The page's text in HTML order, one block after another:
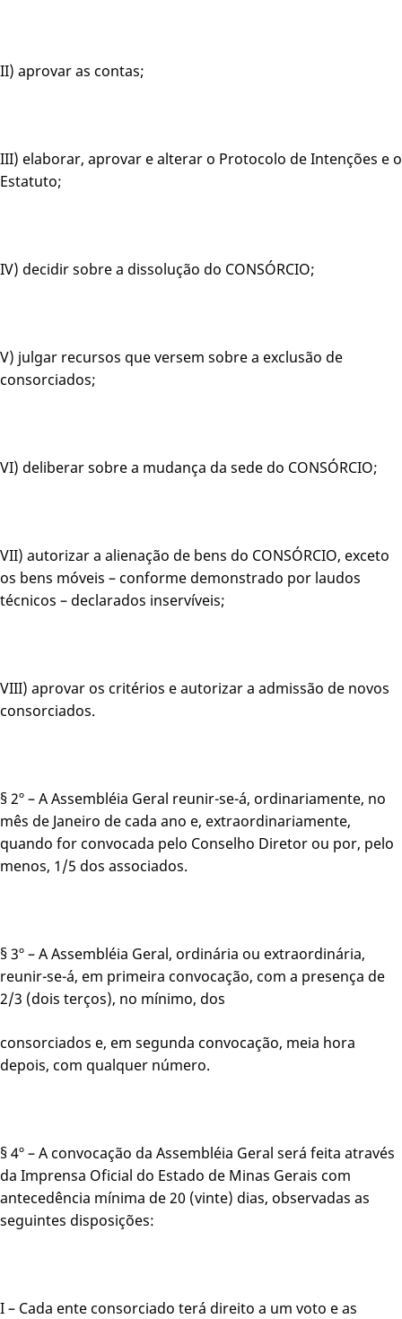
II) aprovar as contas;
III) elaborar, aprovar e alterar o Protocolo de Intenções e o
Estatuto;
IV) decidir sobre a dissolução do CONSÓRCIO;
V) julgar recursos que versem sobre a exclusão de
consorciados;
VI) deliberar sobre a mudança da sede do CONSÓRCIO;
VII) autorizar a alienação de bens do CONSÓRCIO, exceto
os bens móveis – conforme demonstrado por laudos
técnicos – declarados inservíveis;
VIII) aprovar os critérios e autorizar a admissão de novos
consorciados.
§ 2º – A Assembléia Geral reunir-se-á, ordinariamente, no
mês de Janeiro de cada ano e, extraordinariamente,
quando for convocada pelo Conselho Diretor ou por, pelo
menos, 1/5 dos associados.
§ 3º – A Assembléia Geral, ordinária ou extraordinária,
reunir-se-á, em primeira convocação, com a presença de
2/3 (dois terços), no mínimo, dos
consorciados e, em segunda convocação, meia hora
depois, com qualquer número.
§ 4º – A convocação da Assembléia Geral será feita através
da Imprensa Oficial do Estado de Minas Gerais com
antecedência mínima de 20 (vinte) dias, observadas as
seguintes disposições:
I – Cada ente consorciado terá direito a um voto e as